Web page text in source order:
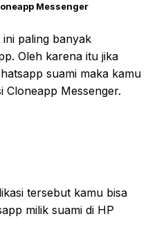
Messenger
paling banyak
Oleh karena itu jika
suami maka kamu
Cloneapp Messenger.
tersebut kamu bisa
milik suami di HP